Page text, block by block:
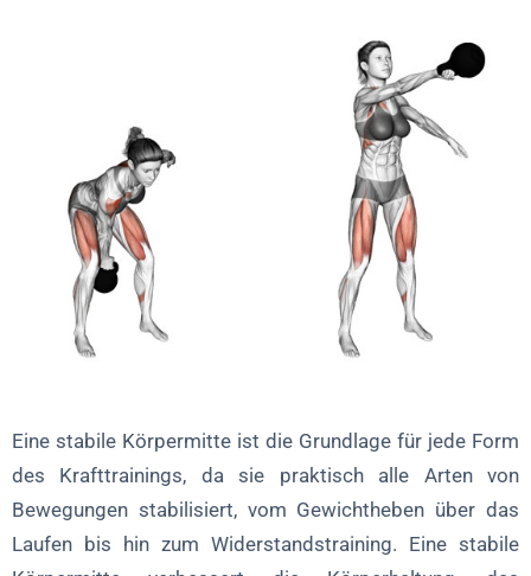
Eine stabile Körpermitte ist die Grundlage für jede Form
des Krafttrainings, da sie praktisch alle Arten von
Bewegungen stabilisiert, vom Gewichtheben über das
Laufen bis hin zum Widerstandstraining. Eine stabile